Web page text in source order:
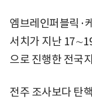
엠브레인퍼블릭·
서치가 지난
으로 진행한 전국
전주 조사보다 탄